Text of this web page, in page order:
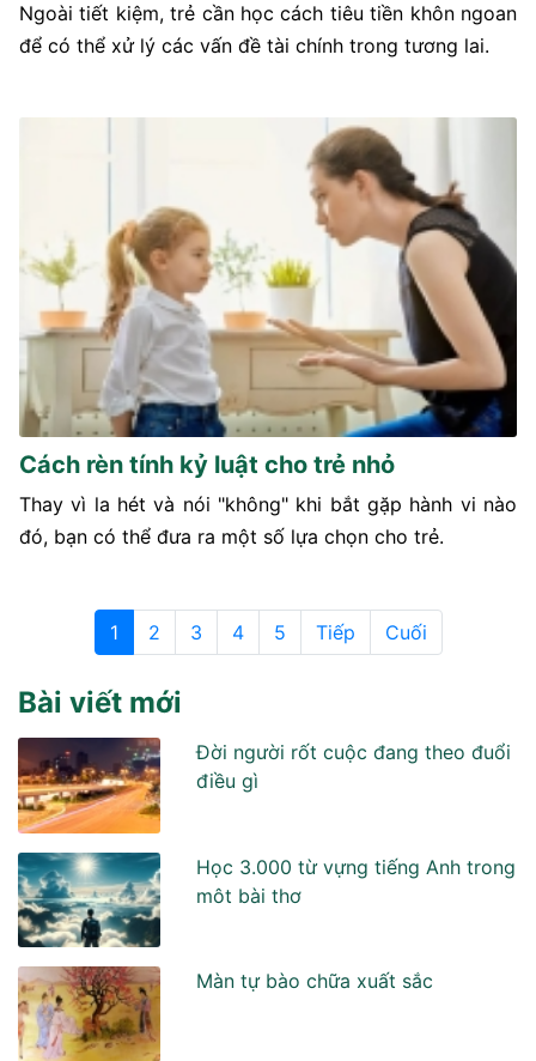
Ngoài tiết kiệm, trẻ cần học cách tiêu tiền khôn ngoan
để có thể xử lý các vấn đề tài chính trong tương lai.
Cách rèn tính kỷ luật cho trẻ nhỏ
Thay vì la hét và nói "không" khi bắt gặp hành vi nào
đó, bạn có thể đưa ra một số lựa chọn cho trẻ.
1 2 3 4 5 Tiếp Cuối
Bài viết mới
Đời người rốt cuộc đang theo đuổi
điều gì
Học 3.000 từ vựng tiếng Anh trong
môt bài thơ
Màn tự bào chữa xuất sắc